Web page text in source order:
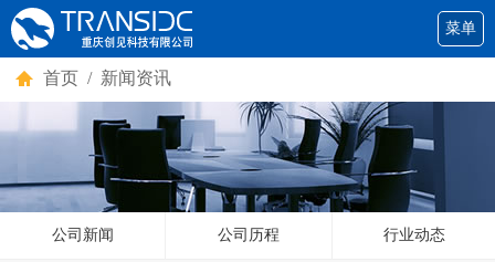
菜单
首页 / 新闻资讯
公司新闻 公司历程 行业动态